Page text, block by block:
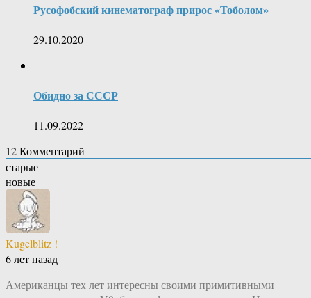
Русофобский кинематограф прирос «Тоболом»
29.10.2020
Обидно за СССР
11.09.2022
12Комментарий
старые
новые
Kugelblitz !
6 лет назад
Американцы тех лет интересны своими примитивными